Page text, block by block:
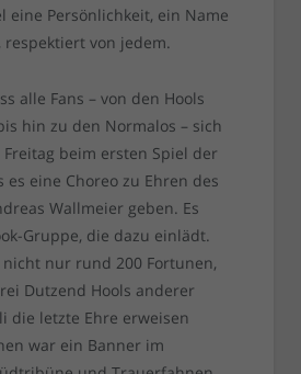
eine Persönlichkeit, ein Name
respektiert von jedem.
alle Fans – von den Hools
hin zu den Normalos – sich
beim ersten Spiel der
es eine Choreo zu Ehren des
Wallmeier geben. Es
Gruppe, die dazu einlädt.
nur rund 200 Fortunen,
Dutzend Hools anderer
die letzte Ehre erweisen
war ein Banner im